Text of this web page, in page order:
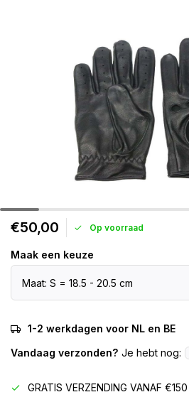
€50,00 Op voorraad
Maak een keuze
Maat: S = 18.5 - 20.5 cm
1-2 werkdagen voor NL en BE
Vandaag verzonden? Je hebt nog:
GRATIS VERZENDING VANAF €150